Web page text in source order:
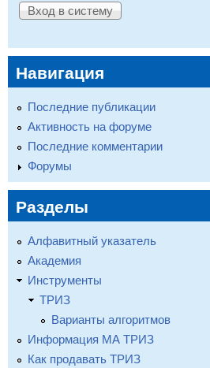
Навигация
Последние публикации
Активность на форуме
Последние комментарии
Форумы
Разделы
Алфавитный указатель
Академия
Инструменты
ТРИЗ
Варианты алгоритмов
Информация МА ТРИЗ
Как продавать ТРИЗ